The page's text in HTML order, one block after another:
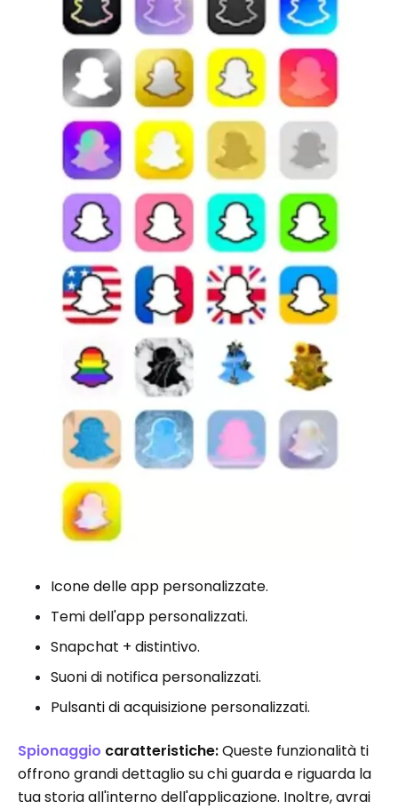
Icone delle app personalizzate.
Temi dell'app personalizzati.
Snapchat + distintivo.
Suoni di notifica personalizzati.
Pulsanti di acquisizione personalizzati.
Spionaggio caratteristiche:Queste funzionalità ti
offrono grandi dettaglio su chi guarda e riguarda la
tua storia all'interno dell'applicazione. Inoltre, avrai